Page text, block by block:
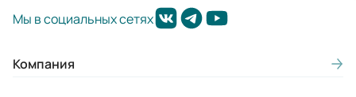
Мы в социальных сетях
Компания